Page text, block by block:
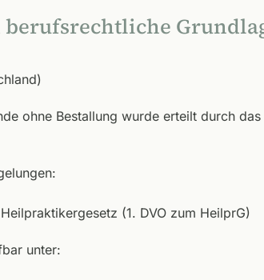
ohne Bestallung wurde erteilt durch das
(1. DVO zum HeilprG)
unter: